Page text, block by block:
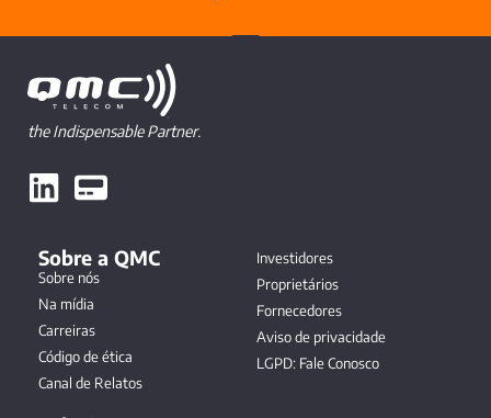
the Indispensable Partner.
Sobre a QMC
Sobre nós
Na mídia
Carreiras
Código de ética
Canal de Relatos
Investidores
Proprietários
Fornecedores
Aviso de privacidade
LGPD: Fale Conosco